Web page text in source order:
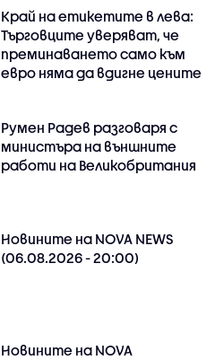
Край на етикетите в лева:
Търговците уверяват, че
преминаването само към
евро няма да вдигне цените
Румен Радев разговаря с
министъра на външните
работи на Великобритания
Новините на NOVA NEWS
(06.08.2026 - 20:00)
Новините на NOVA